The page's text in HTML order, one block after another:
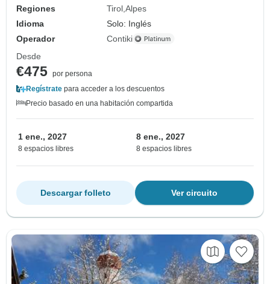
Regiones
Tirol Alpes
Idioma
Solo: Inglés
Operador
Contiki
Desde
€475 por persona
Regístrate para acceder a los descuentos
Precio basado en una habitación compartida
1 ene., 2027
8 espacios libres
8 ene., 2027
8 espacios libres
Ver circuito
Descargar folleto